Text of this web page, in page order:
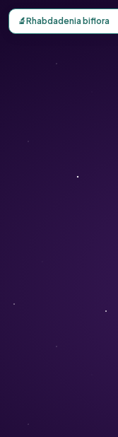
Carte d'observation
🔬Rhabdadenia biflora